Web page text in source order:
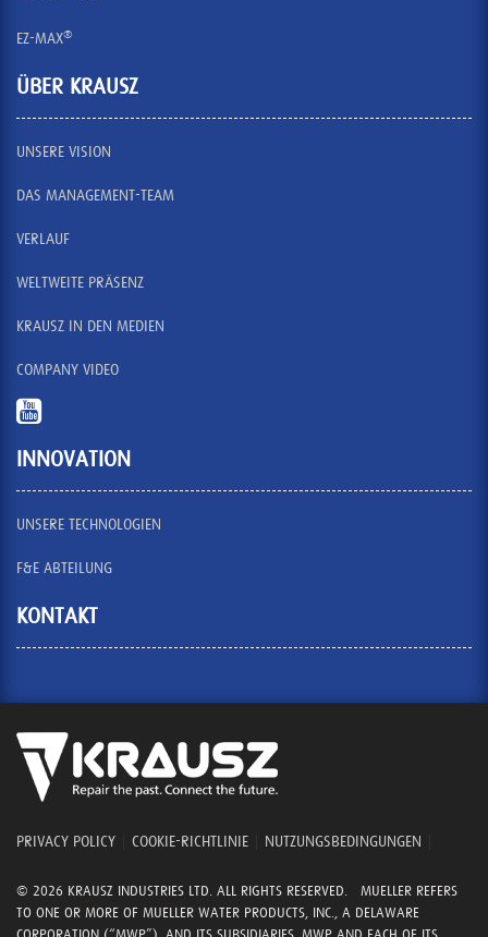
EZ-MAX®
ÜBER KRAUSZ
UNSERE VISION
DAS MANAGEMENT-TEAM
VERLAUF
WELTWEITE PRÄSENZ
KRAUSZ IN DEN MEDIEN
COMPANY VIDEO
INNOVATION
UNSERE TECHNOLOGIEN
F&E ABTEILUNG
KONTAKT
PRIVACY POLICY COOKIE-RICHTLINIE NUTZUNGSBEDINGUNGEN
© 2026 KRAUSZ INDUSTRIES LTD. ALL RIGHTS RESERVED. MUELLER REFERS
TO ONE OR MORE OF MUELLER WATER PRODUCTS, INC., A DELAWARE